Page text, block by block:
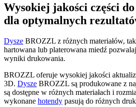
Wysokiej jakości części
dla optymalnych
Dysze BROZZL z różnych materiałów,
hartowana lub platerowana miedź
wyniki drukowania.
BROZZL oferuje wysokiej jakości
3D. Dysze BROZZL są produkowane z
są dostępne w różnych materiałach i
wykonane hotendy pasują do różnych